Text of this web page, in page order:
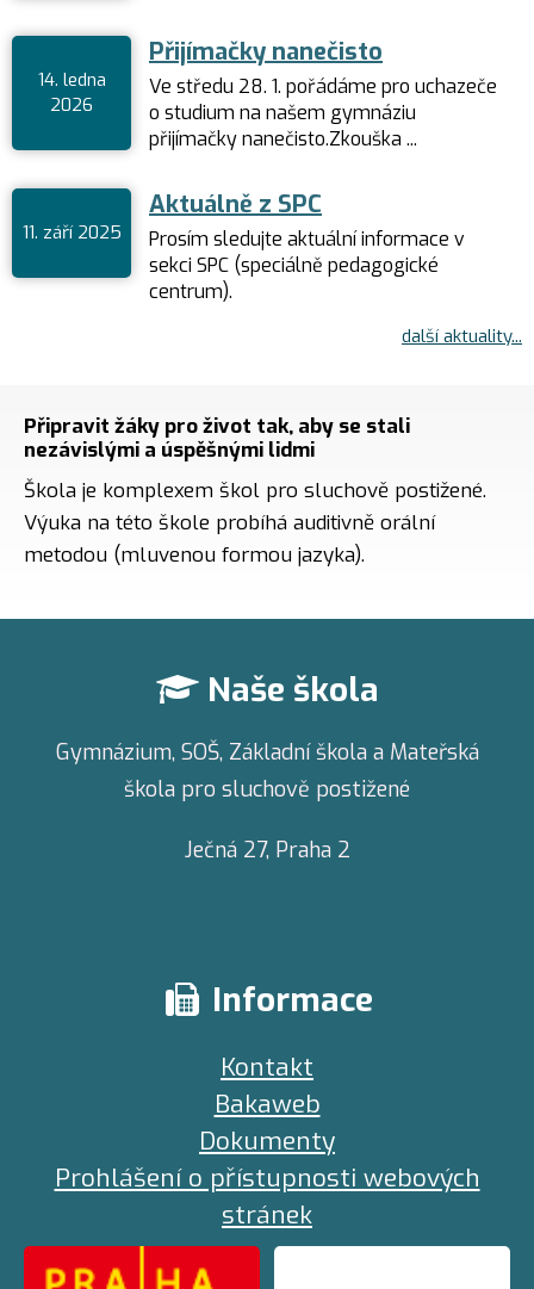
14. ledna
2026
Přijímačky nanečisto
Ve středu 28. 1. pořádáme pro uchazeče
o studium na našem gymnáziu
přijímačky nanečisto.Zkouška ...
11. září 2025
Aktuálně z SPC
Prosím sledujte aktuální informace v
sekci SPC (speciálně pedagogické
centrum).
další aktuality...
Připravit žáky pro život tak, aby se stali
nezávislými a úspěšnými lidmi
Škola je komplexem škol pro sluchově postižené.
Výuka na této škole probíhá auditivně orální
metodou (mluvenou formou jazyka).
Naše škola
Gymnázium, SOŠ, Základní škola a Mateřská
škola pro sluchově postižené
Ječná 27, Praha 2
Informace
Kontakt
Bakaweb
Dokumenty
Prohlášení o přístupnosti webových
stránek